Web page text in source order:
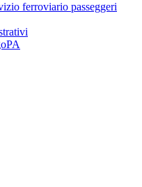
ferroviario passeggeri